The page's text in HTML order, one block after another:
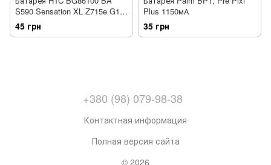
S590 Sensation XL Z715e G18
3D X515m G17 Amaze
45 грн
Plus 1150мА
35 грн
+380 (98) 079-98-38
Контактная информация
Полная версия сайта
© 2026